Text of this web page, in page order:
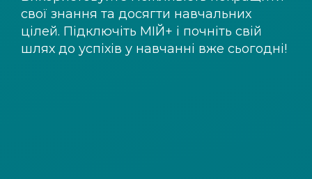
свої знання та досягти навчальних
цілей. Підключіть МІЙ+ і почніть свій
шлях до успіхів у навчанні вже сьогодні!